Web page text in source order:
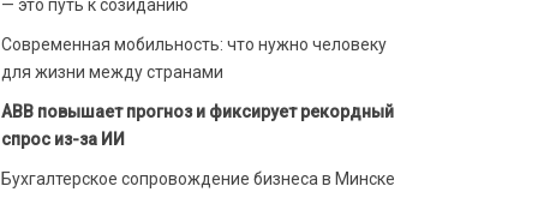
— это путь к созиданию
Современная мобильность: что нужно человеку
для жизни между странами
ABB повышает прогноз и фиксирует рекордный
спрос из-за ИИ
Бухгалтерское сопровождение бизнеса в Минске